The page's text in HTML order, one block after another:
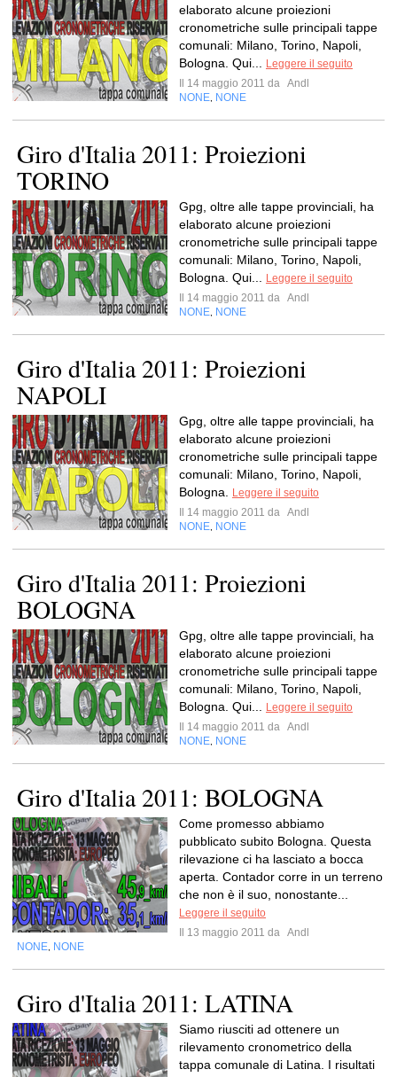
elaborato alcune proiezioni
cronometriche sulle principali tappe
comunali: Milano, Torino, Napoli,
Bologna. Qui...
Leggere il seguito
Il 14 maggio 2011 da Andl
NONE NONE
Giro d'Italia 2011: Proiezioni
TORINO
Gpg, oltre alle tappe provinciali, ha
elaborato alcune proiezioni
cronometriche sulle principali tappe
comunali: Milano, Torino, Napoli,
Bologna. Qui...
Leggere il seguito
Il 14 maggio 2011 da Andl
NONE NONE
Giro d'Italia 2011: Proiezioni
NAPOLI
Gpg, oltre alle tappe provinciali, ha
elaborato alcune proiezioni
cronometriche sulle principali tappe
comunali: Milano, Torino, Napoli,
Bologna.
Leggere il seguito
Il 14 maggio 2011 da Andl
NONE NONE
Giro d'Italia 2011: Proiezioni
BOLOGNA
Gpg, oltre alle tappe provinciali, ha
elaborato alcune proiezioni
cronometriche sulle principali tappe
comunali: Milano, Torino, Napoli,
Bologna. Qui...
Leggere il seguito
Il 14 maggio 2011 da Andl
NONE NONE
Giro d'Italia 2011: BOLOGNA
Come promesso abbiamo
pubblicato subito Bologna. Questa
rilevazione ci ha lasciato a bocca
aperta. Contador corre in un terreno
che non è il suo, nonostante...
Leggere il seguito
Il 13 maggio 2011 da Andl
NONE NONE
Giro d'Italia 2011: LATINA
Siamo riusciti ad ottenere un
rilevamento cronometrico della
tappa comunale di Latina. I risultati